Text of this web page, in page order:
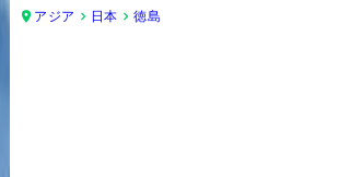
アジア
日本 徳島